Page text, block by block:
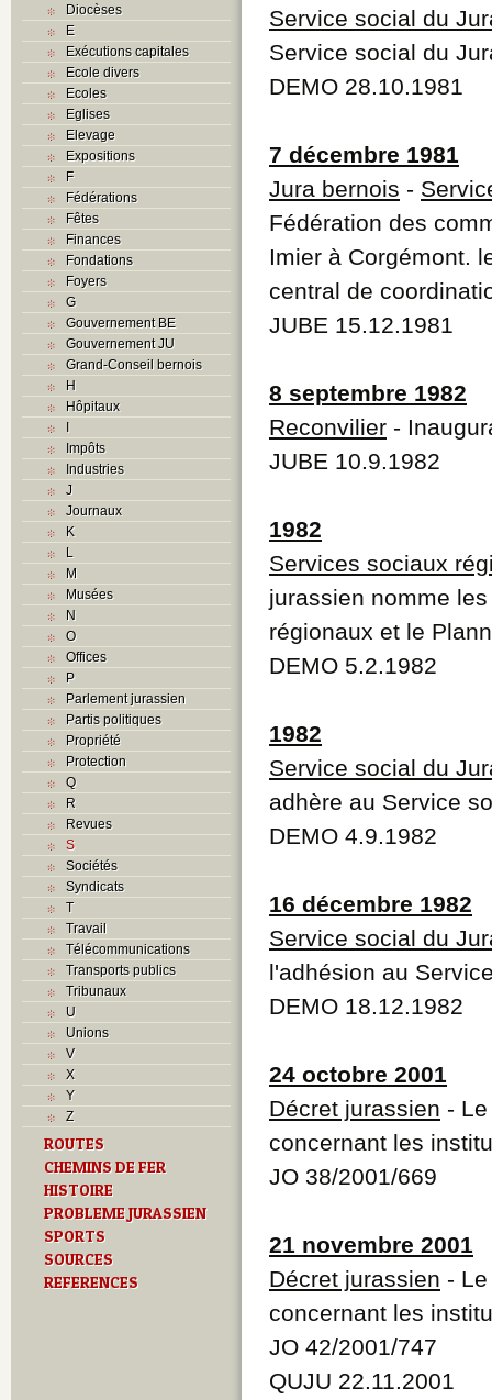
Diocèses
E
Exécutions capitales
Ecole divers
Ecoles
Eglises
Elevage
Expositions
F
Fédérations
Fêtes
Finances
Fondations
Foyers
G
Gouvernement BE
Gouvernement JU
Grand-Conseil bernois
H
Hôpitaux
I
Impôts
Industries
J
Journaux
K
L
M
Musées
N
O
Offices
P
Parlement jurassien
Partis politiques
Propriété
Protection
Q
R
Revues
S
Sociétés
Syndicats
T
Travail
Télécommunications
Transports publics
Tribunaux
U
Unions
V
X
Y
Z
ROUTES
CHEMINS DE FER
HISTOIRE
PROBLEME JURASSIEN
SPORTS
SOURCES
REFERENCES
Service social du
Service social du
DEMO 28.10.1981
7 décembre 1981
Jura bernois -
Fédération des
Imier à Corgémont.
central de
JUBE 15.12.1981
8 septembre 1982
Reconvilier -
JUBE 10.9.1982
1982
Services sociaux
jurassien nomme
régionaux et le
DEMO 5.2.1982
1982
Service social du
adhère au Service
DEMO 4.9.1982
16 décembre 1982
Service social du
l'adhésion au
DEMO 18.12.1982
24 octobre 2001
Décret jurassien -
concernant les
JO 38/2001/669
21 novembre 2001
Décret jurassien -
concernant les
JO 42/2001/747
QUJU 22.11.2001